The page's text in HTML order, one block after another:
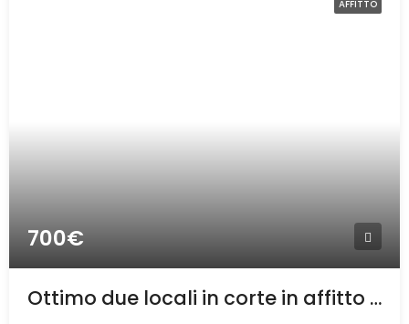
AFFITTO
700€
Ottimo due locali in corte in affitto in centro a Rho